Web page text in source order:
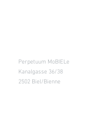
Perpetuum MoBIELe
Kanalgasse 36/38
2502 Biel/Bienne